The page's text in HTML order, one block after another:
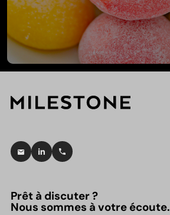
Prêt à discuter ?
Nous sommes à votre écoute.